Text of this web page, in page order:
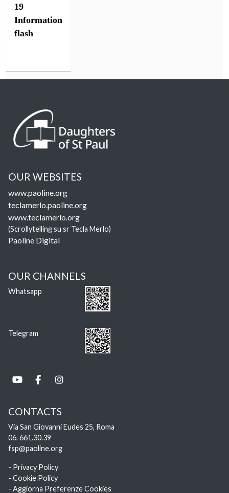
19
Information
flash
OUR WEBSITES
www.paoline.org
teclamerlo.paoline.org
www.teclamerlo.org
(Scrollytelling su sr Tecla Merlo)
Paoline Digital
OUR CHANNELS
Whatsapp
Telegram
CONTACTS
Via San Giovanni Eudes 25, Roma
06. 661.30.39
fsp@paoline.org
- Privacy Policy
- Cookie Policy
- Aggiorna Preferenze Cookies